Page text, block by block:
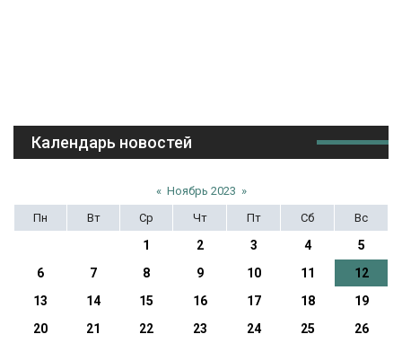
Календарь новостей
« Ноябрь 2023 »
Пн
Вт Ср Чт Пт Сб Вс
1 2 3 4
5
6
7 8 9 10 11
12
13
14 15 16 17 18
19
20
21 22 23 24 25
26